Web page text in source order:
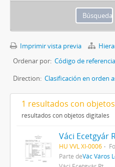
Imprimir vista previa
Ordenar por: Código de referencia
Direction: Clasificación en orden
1 resultados con
resultados con objetos digitales
Váci Ecetgyár
HU VVL XI-0006
Parte deVác Város